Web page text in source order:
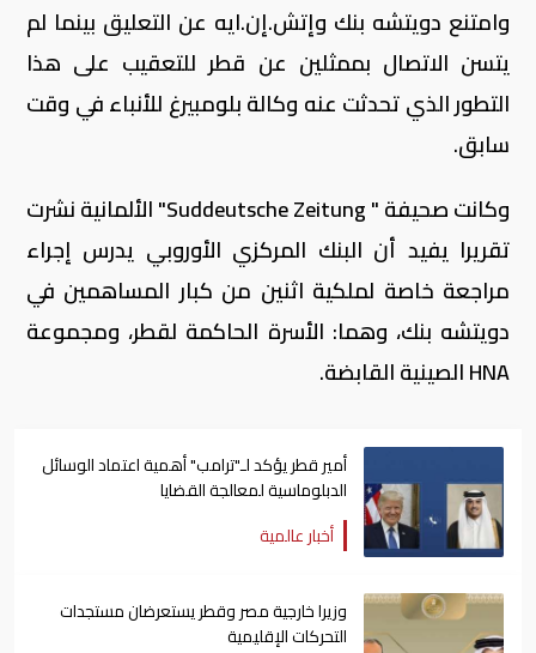
وامتنع دويتشه بنك وإتش.إن.ايه عن التعليق بينما لم
يتسن الاتصال بممثلين عن قطر للتعقيب على هذا
التطور الذي تحدثت عنه وكالة بلومبيرغ للأنباء في وقت
سابق.
وكانت صحيفة "Suddeutsche Zeitung" الألمانية نشرت
تقريرا يفيد أن البنك المركزي الأوروبي يدرس إجراء
مراجعة خاصة لملكية اثنين من كبار المساهمين في
دويتشه بنك، وهما: الأسرة الحاكمة لقطر، ومجموعة
HNAالصينية القابضة.
أمير قطر يؤكد لـ"ترامب" أهمية اعتماد الوسائل
الدبلوماسية لمعالجة القضايا
أخبار عالمية
وزيرا خارجية مصر وقطر يستعرضان مستجدات
التحركات الإقليمية